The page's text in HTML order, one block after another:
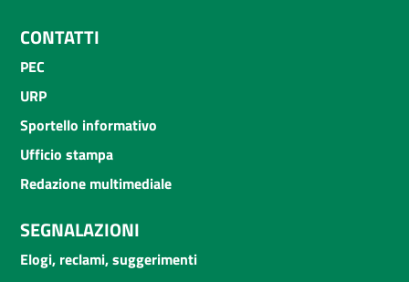
CONTATTI
PEC
URP
Sportello informativo
Ufficio stampa
Redazione multimediale
SEGNALAZIONI
Elogi, reclami, suggerimenti